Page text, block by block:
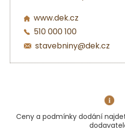
www.dek.cz
510 000 100
stavebniny@dek.cz
Ceny a podmínky dodání